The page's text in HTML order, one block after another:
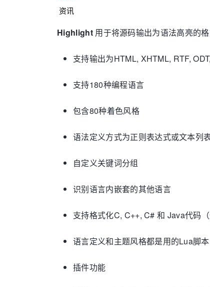
资讯
Highlight用于将源码输出为语法高亮的格
支持输出为HTML, XHTML, RTF,
支持180种编程语言
包含80种着色风格
语法定义方式为正则表达式或文本列
自定义关键词分组
识别语言内嵌套的其他语言
支持格式化C, C++, C# 和 Java代码（
语言定义和主题风格都是用的Lua脚本
插件功能